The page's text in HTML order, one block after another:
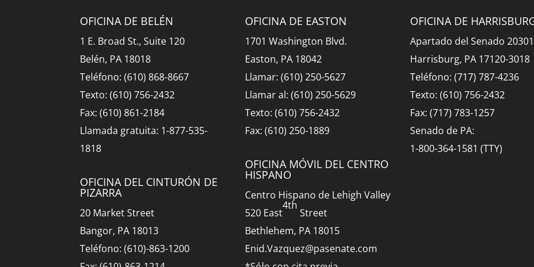
OFICINA DE BELÉN
1 E. Broad St., Suite 120
Belén, PA 18018
Teléfono: (610) 868-8667
Texto: (610) 756-2432
Fax: (610) 861-2184
Llamada gratuita: 1-877-535-
1818
OFICINA DEL CINTURÓN DE
PIZARRA
20 Market Street
Bangor, PA 18013
Teléfono: (610)-863-1200
OFICINA DE EASTON
1701 Washington Blvd.
Easton, PA 18042
Llamar: (610) 250-5627
Llamar al: (610) 250-5629
Texto: (610) 756-2432
Fax: (610) 250-1889
OFICINA MÓVIL DEL CENTRO
HISPANO
Centro Hispano de Lehigh Valley
520 East
4th
Street
Bethlehem, PA 18015
Enid.Vazquez@pasenate.com
OFICINA DE
Apartado del Senado
Harrisburg, PA 17120-3018
Teléfono: (717) 787-4236
Texto: (610) 756-2432
Fax: (717) 783-1257
Senado de PA:
1-800-364-1581 (TTY)